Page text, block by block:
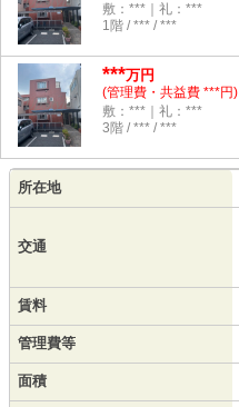
敷：***｜礼：***
1階 / *** / ***
***万円
(管理費・共益費 ***円)
敷：***｜礼：***
3階 / *** / ***
所在地
交通
賃料
管理費等
面積